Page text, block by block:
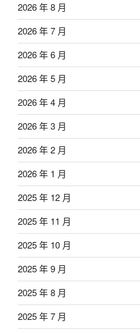
2026 年 8 月
2026 年 7 月
2026 年 6 月
2026 年 5 月
2026 年 4 月
2026 年 3 月
2026 年 2 月
2026 年 1 月
2025 年 12 月
2025 年 11 月
2025 年 10 月
2025 年 9 月
2025 年 8 月
2025 年 7 月